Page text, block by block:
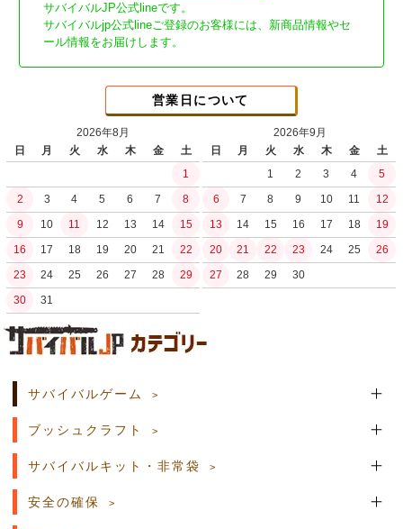
サバイバルJP公式lineです。
サバイバルjp公式lineご登録のお客様には、新商品情報やセ
ール情報をお届けします。
営業日について
2026年8月
日
月 火 水 木 金
土
1
2
3 4 5 6 7
8
9
10 11 12 13 14
15
16
17 18 19 20 21
22
23
24 25 26 27 28
29
30
31
2026年9月
日
月 火 水 木 金
土
1
2 3 4
5
6
7 8 9 10 11
12
13
14 15 16 17 18
19
20
21 22 23 24 25
26
27
28 29 30
土日祝日の商品発送はございません。
サバイバルゲーム
ブッシュクラフト
サバイバルキット・非常袋
安全の確保